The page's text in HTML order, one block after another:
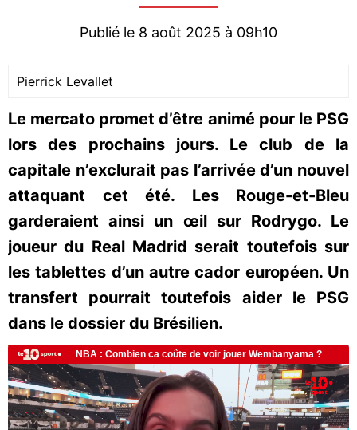
Publié le 8 août 2025 à 09h10
Pierrick Levallet
Le mercato promet d’être animé pour le PSG
lors des prochains jours. Le club de la
capitale n’exclurait pas l’arrivée d’un nouvel
attaquant cet été. Les Rouge-et-Bleu
garderaient ainsi un œil sur Rodrygo. Le
joueur du Real Madrid serait toutefois sur
les tablettes d’un autre cador européen. Un
transfert pourrait toutefois aider le PSG
dans le dossier du Brésilien.